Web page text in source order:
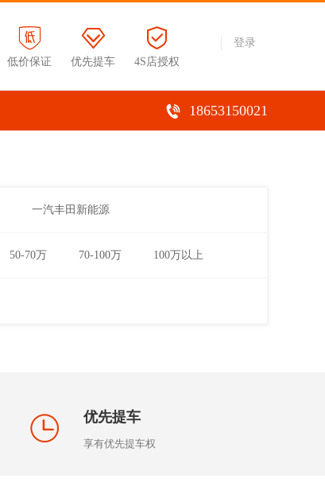
登录
低价保证
优先提车 4S店授权
18653150021
一汽丰田新能源
50-70万 70-100万 100万以上
优先提车
享有优先提车权